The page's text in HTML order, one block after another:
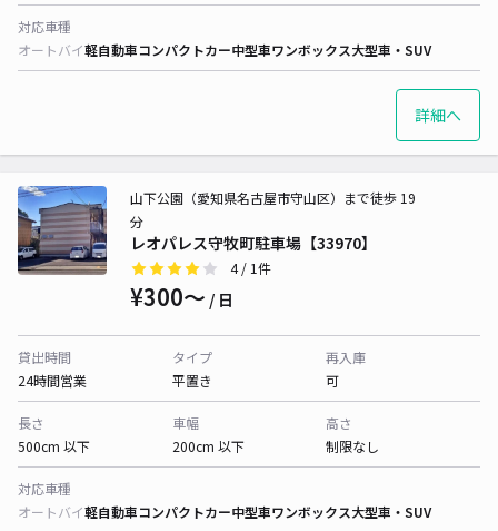
対応車種
オートバイ軽自動車コンパクトカー中型車ワンボックス大型車・SUV
詳細へ
レオパレス守牧町駐車場【33970】
山下公園（愛知県名古屋市守山区）まで徒歩 19
分
4/ 1件
¥300〜 / 日
貸出時間
24時間営業
タイプ
平置き
再入庫
可
長さ
500cm 以下
車幅
200cm 以下
高さ
制限なし
対応車種
オートバイ軽自動車コンパクトカー中型車ワンボックス大型車・SUV